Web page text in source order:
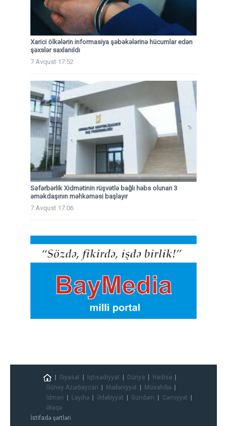
Xarici ölkələrin informasiya şəbəkələrinə hücumlar edən
şəxslər saxlanıldı
7 Avqust 17:52
Səfərbərlik Xidmətinin rüşvətlə bağlı həbs olunan 3
əməkdaşının məhkəməsi başlayır
7 Avqust 17:06
Siyasət İqtisadiyyat Dünya
Hadisə
Güney Azərbaycan
Mədəniyyət
Müsahibə
İdman
Layihə Ədəbiyyat Gündəm
Cəmiyyət
Əlaqə
İstifadə şərtləri